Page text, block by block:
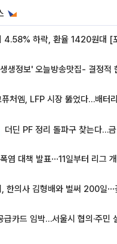
더딘 PF 정리 돌파구 찾는다…금감원, 1년 반 만에 매각설명회